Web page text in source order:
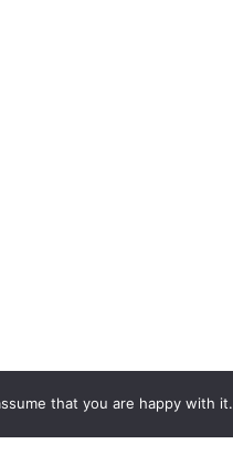
that you are happy with it.